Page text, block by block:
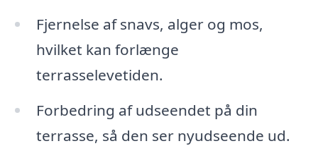
Fjernelse af snavs, alger og mos,
hvilket kan forlænge
terrasselevetiden.
Forbedring af udseendet på din
terrasse, så den ser nyudseende ud.